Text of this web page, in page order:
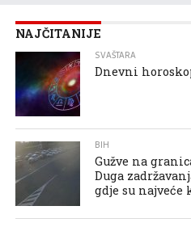
NAJČITANIJE
SVAŠTARA
Dnevni
BIH
Gužve na
Duga
gdje su najveće